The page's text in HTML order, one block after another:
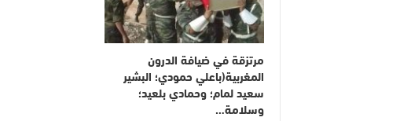
مرتزقة في ضيافة الدرون
المغربية(باعلي حمودي؛ البشير
سعيد لمام؛ وحمادي بلعيد؛
وسلامة…